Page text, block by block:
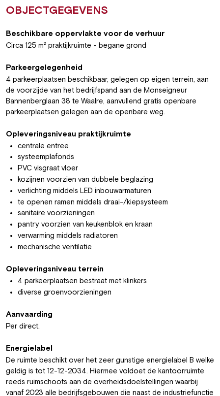
OBJECTGEGEVENS
Beschikbare oppervlakte voor de verhuur
Circa 125 m² praktijkruimte - begane grond
Parkeergelegenheid
4 parkeerplaatsen beschikbaar, gelegen op eigen terrein, aan
de voorzijde van het bedrijfspand aan de Monseigneur
Bannenberglaan 38 te Waalre, aanvullend gratis openbare
parkeerplaatsen gelegen aan de openbare weg.
Opleveringsniveau praktijkruimte
centrale entree
systeemplafonds
PVC visgraat vloer
kozijnen voorzien van dubbele beglazing
verlichting middels LED inbouwarmaturen
te openen ramen middels draai-/kiepsysteem
sanitaire voorzieningen
pantry voorzien van keukenblok en kraan
verwarming middels radiatoren
mechanische ventilatie
Opleveringsniveau terrein
4 parkeerplaatsen bestraat met klinkers
diverse groenvoorzieningen
Aanvaarding
Per direct.
Energielabel
De ruimte beschikt over het zeer gunstige energielabel B welke
geldig is tot 12-12-2034. Hiermee voldoet de kantoorruimte
reeds ruimschoots aan de overheidsdoelstellingen waarbij
vanaf 2023 alle bedrijfsgebouwen die naast de industriefunctie